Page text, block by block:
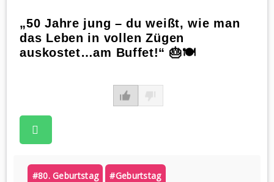
„50 Jahre jung – du weißt, wie man
das Leben in vollen Zügen
auskostet…am Buffet!“ 🎂🍽️
#80. Geburtstag #geburtstag